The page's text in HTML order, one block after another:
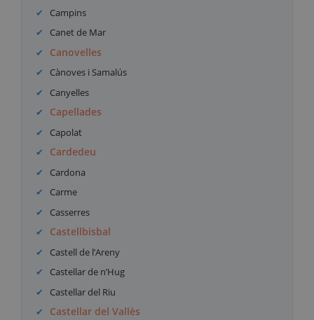
Campins
Canet de Mar
Canovelles
Cànoves i Samalús
Canyelles
Capellades
Capolat
Cardedeu
Cardona
Carme
Casserres
Castellbisbal
Castell de l’Areny
Castellar de n’Hug
Castellar del Riu
Castellar del Vallès